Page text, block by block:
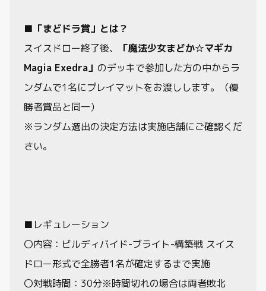
■「まどドラ賞」とは？
スイスドロー終了後、
「魔法少女まどか☆マギカ
Magia Exedra」 のデッキで参加した方の中からラ
ンダムで1名にプレイマットをお渡しします。（優
勝者賞品と同一）
※ランダム選出の決定方法は実施店舗にご確認くだ
さい。
■レギュレーション
〇内容：ビルディバイド-ブライト-構築戦 スイス
ドロー形式で全勝者1名が確定するまで実施
〇対戦時間：30分※時間切れの場合は両者敗北